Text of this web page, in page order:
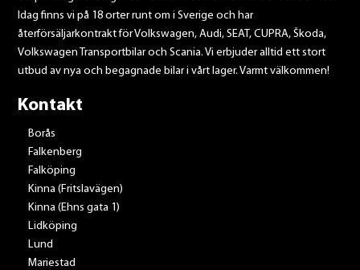
Idag finns vi på 18 orter runt om i Sverige och har
återförsäljarkontrakt för Volkswagen, Audi, SEAT, CUPRA, Škoda,
Volkswagen Transportbilar och Scania. Vi erbjuder alltid ett stort
utbud av nya och begagnade bilar i vårt lager. Varmt välkommen!
Kontakt
Borås
Falkenberg
Falköping
Kinna (Fritslavägen)
Kinna (Ehns gata 1)
Lidköping
Lund
Mariestad